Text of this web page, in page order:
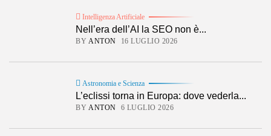
Intelligenza Artificiale
Nell’era dell’AI la SEO non è...
BY ANTON 16 LUGLIO 2026
Astronomia e Scienza
L’eclissi torna in Europa: dove vederla...
BY ANTON 6 LUGLIO 2026